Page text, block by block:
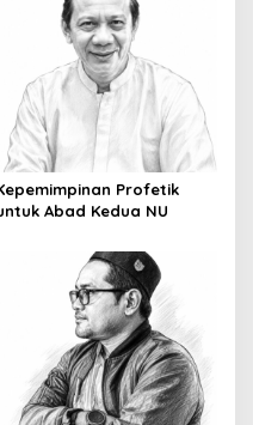
Profetik
Abad Kedua NU